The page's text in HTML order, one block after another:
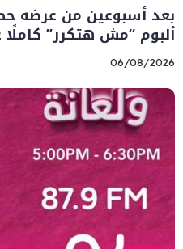
بعد أسبوعين من عرضه
ألبوم “مش هتكرر”
06/08/2026